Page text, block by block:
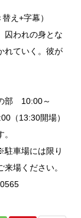
え+字幕）
囚われの身とな
れていく。彼が
10:00～
13:30開場）
車場には限り
場ください。